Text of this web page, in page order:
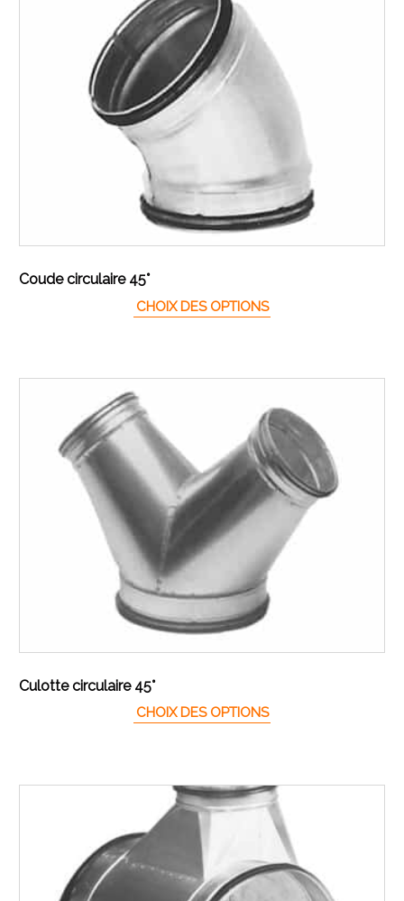
Coude circulaire 45°
CHOIX DES OPTIONS
Culotte circulaire 45°
CHOIX DES OPTIONS